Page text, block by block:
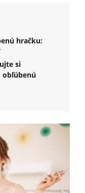
hračku:
si
obľúbenú